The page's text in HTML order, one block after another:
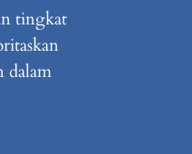
tingkat
dalam